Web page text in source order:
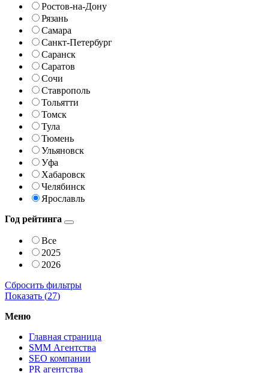
Ростов-на-Дону
Рязань
Самара
Санкт-Петербург
Саранск
Саратов
Сочи
Ставрополь
Тольятти
Томск
Тула
Тюмень
Ульяновск
Уфа
Хабаровск
Челябинск
Ярославль
Год рейтинга
Все
2025
2026
Сбросить фильтры
Показать (27)
Меню
Главная страница
SMM Агентства
SEO компании
PR агентства